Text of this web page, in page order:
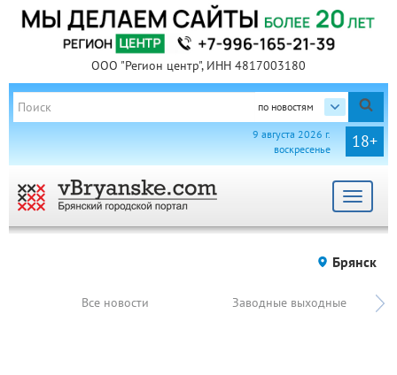
ООО "Регион центр", ИНН 4817003180
по новостям
18+
9 августа 2026 г.
воскресенье
Toggle
Брянск
Все новости Заводные выходные